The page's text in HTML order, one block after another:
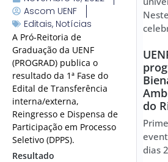
Ascom UENF
Editais, Notícias
A Pró-Reitoria de
Graduação da UENF
(PROGRAD) publica o
resultado da 1ª Fase do
Edital de Transferência
interna/externa,
Reingresso e Dispensa de
Participação em Processo
Seletivo (DPPS).
Resultado
do
dias